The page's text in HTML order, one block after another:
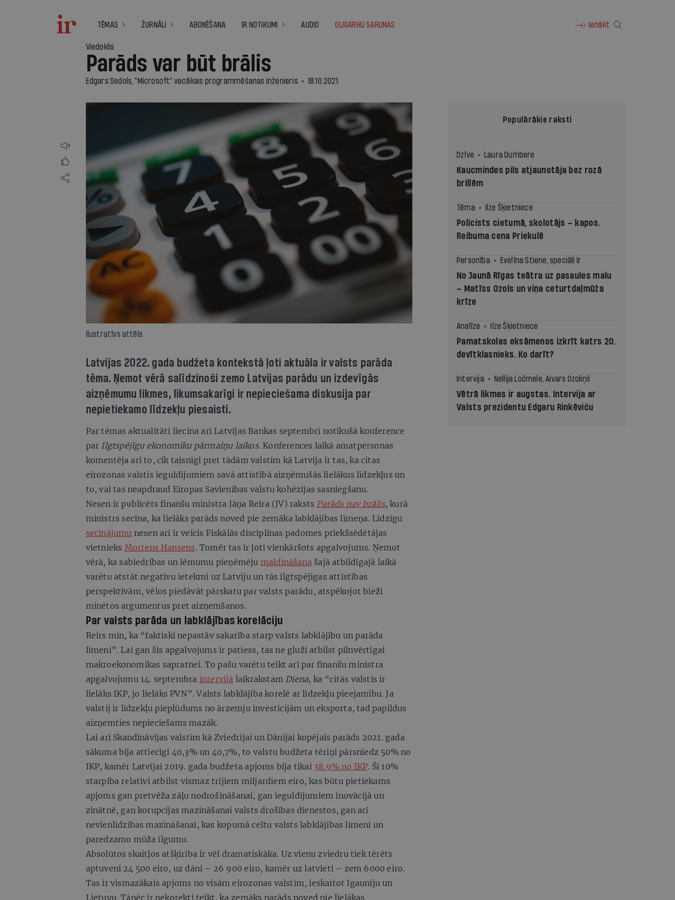
TĒMAS ŽURNĀLI ABONĒŠANA IR NOTIKUMI AUDIO OLIGARHU SARUNAS Ienākt
Viedoklis
Parāds var būt brālis
Edgars Sedols, "Microsoft" vecākais programmēšanas inženieris 18.10.2021.
Ilustratīvs attēls
Latvijas 2022. gada budžeta kontekstā ļoti aktuāla ir valsts parāda
tēma. Ņemot vērā salīdzinoši zemo Latvijas parādu un izdevīgās
aizņēmumu likmes, likumsakarīgi ir nepieciešama diskusija par
nepietiekamo līdzekļu piesaisti.
Par tēmas aktualitāti liecina arī Latvijas Bankas septembrī notikušā konference
par Ilgtspējīgu ekonomiku pārmaiņu laikos. Konferences laikā amatpersonas
komentēja arī to, cik taisnīgi pret tādām valstīm kā Latvija ir tas, ka citas
eirozonas valstis ieguldījumiem savā attīstībā aizņēmušās lielākus līdzekļus un
to, vai tas neapdraud Eiropas Savienības valstu kohēzijas sasniegšanu.
Nesen ir publicēts finanšu ministra Jāņa Reira (JV) raksts Parāds nav brālis, kurā
ministrs secina, ka lielāks parāds noved pie zemāka labklājības līmeņa. Līdzīgu
secinājumu nesen arī ir veicis Fiskālās disciplīnas padomes priekšsēdētājas
vietnieks Mortens Hansens. Tomēr tas ir ļoti vienkāršots apgalvojums. Ņemot
vērā, ka sabiedrības un lēmumu pieņēmēju maldināšanašajā atbildīgajā laikā
varētu atstāt negatīvu ietekmi uz Latviju un tās ilgtspējīgas attīstības
perspektīvām, vēlos piedāvāt pārskatu par valsts parādu, atspēkojot bieži
minētos argumentus pret aizņemšanos.
Par valsts parāda un labklājības korelāciju
Reirs min, ka “faktiski nepastāv sakarība starp valsts labklājību un parāda
līmeni”. Lai gan šis apgalvojums ir patiess, tas ne gluži atbilst pilnvērtīgai
makroekonomikas sapratnei. To pašu varētu teikt arī par finanšu ministra
apgalvojumu 14. septembra intervijā laikrakstam Diena, ka “citās valstīs ir
lielāks IKP, jo lielāks PVN”. Valsts labklājība korelē ar līdzekļu pieejamību. Ja
valstij ir līdzekļu pieplūdums no ārzemju investīcijām un eksporta, tad papildus
aizņemties nepieciešams mazāk.
Lai arī Skandināvijas valstīm kā Zviedrijai un Dānijai kopējais parāds 2021. gada
sākuma bija attiecīgi 40,3% un 40,7%, to valstu budžeta tēriņi pārsniedz 50% no
IKP, kamēr Latvijai 2019. gada budžeta apjoms bija tikai 38.9% no IKP. Šī 10%
starpība relatīvi atbilst vismaz trijiem miljardiem eiro, kas būtu pietiekams
apjoms gan pretvēža zāļu nodrošināšanai, gan ieguldījumiem inovācijā un
zinātnē, gan korupcijas mazināšanai valsts drošības dienestos, gan arī
nevienlīdzības mazināšanai, kas kopumā celtu valsts labklājības līmeni un
paredzamo mūža ilgumu.
Absolūtos skaitļos atšķirība ir vēl dramatiskāka. Uz vienu zviedru tiek tērēts
aptuveni 24 500 eiro, uz dāni – 26 900 eiro, kamēr uz latvieti – zem 6000 eiro.
Tas ir vismazākais apjoms no visām eirozonas valstīm, ieskaitot Igauniju un
Lietuvu. Tāpēc ir nekorekti teikt, ka zemāks parāds noved pie lielākas
Populārākie raksti
Dzīve Laura Dumbere
Kaucmindes pils atjaunotāja bez rozā
brillēm
Tēma Ilze Šķietniece
Policists cietumā, skolotājs – kapos.
Reibuma cena Priekulē
Personība Evelīna Stiene, speciāli Ir
No Jaunā Rīgas teātra uz pasaules malu
– Matīss Ozols un viņa ceturtdaļmūža
krīze
Analīze Ilze Šķietniece
Pamatskolas eksāmenos izkrīt katrs 20.
devītklasnieks. Ko darīt?
Intervija Nellija Ločmele, Aivars Ozoliņš
Vētrā likmes ir augstas. Intervija ar
Valsts prezidentu Edgaru Rinkēviču